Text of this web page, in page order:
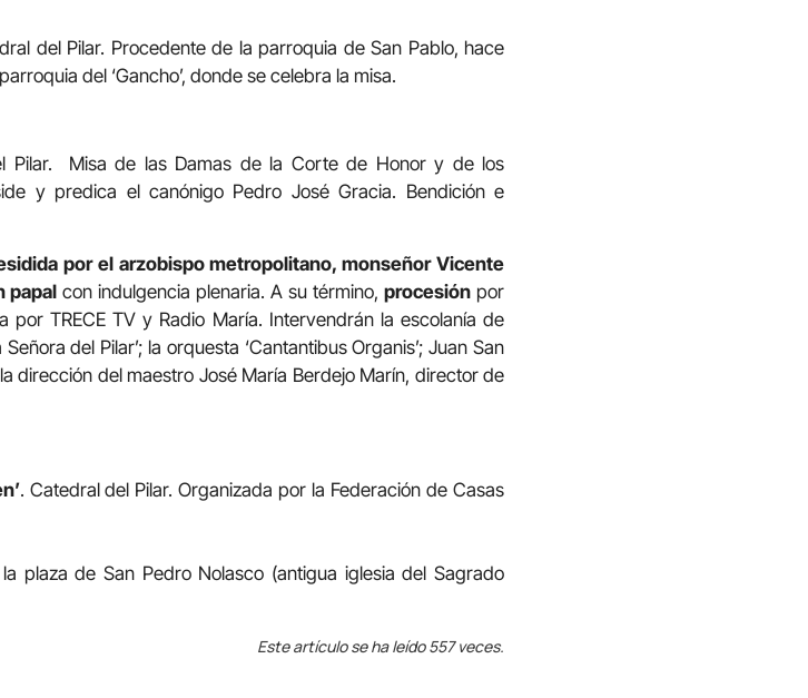
del Pilar. Procedente de la parroquia de San Pablo, hace
del ‘Gancho’, donde se celebra la misa.
Pilar. Misa de las Damas de la Corte de Honor y de los
y predica el canónigo Pedro José Gracia. Bendición e
por el arzobispo metropolitano, monseñor Vicente
papal con indulgencia plenaria. A su término, procesiónpor
por TRECE TV y Radio María. Intervendrán la escolanía de
del Pilar’; la orquesta ‘Cantantibus Organis’; Juan San
dirección del maestro José María Berdejo Marín, director de
. Catedral del Pilar. Organizada por la Federación de Casas
plaza de San Pedro Nolasco (antigua iglesia del Sagrado
Este artículo se ha leído 557 veces.